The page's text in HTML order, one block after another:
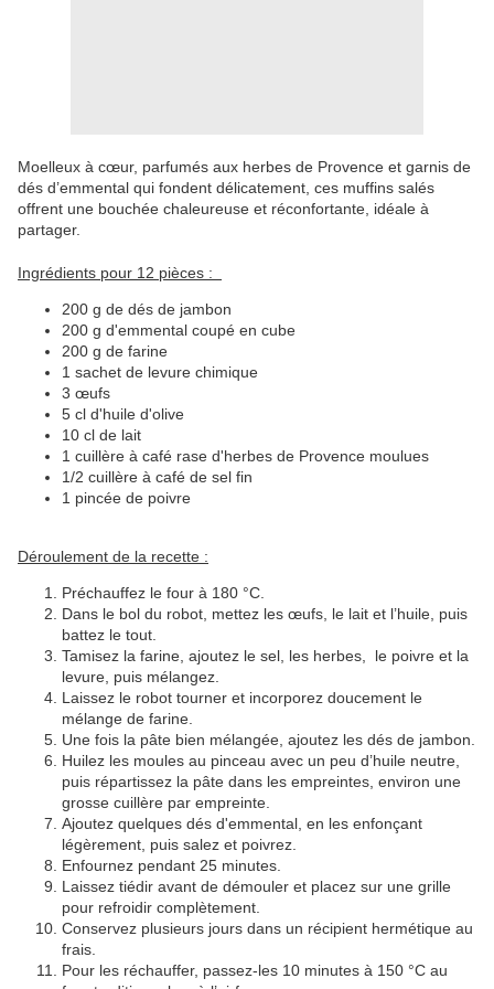
Moelleux à cœur, parfumés aux herbes de Provence et garnis de
dés d’emmental qui fondent délicatement, ces muffins salés
offrent une bouchée chaleureuse et réconfortante, idéale à
partager.
Ingrédients pour 12 pièces :
200 g de dés de jambon
200 g d'emmental coupé en cube
200 g de farine
1 sachet de levure chimique
3 œufs
5 cl d'huile d'olive
10 cl de lait
1 cuillère à café rase d'herbes de Provence moulues
1/2 cuillère à café de sel fin
1 pincée de poivre
Déroulement de la recette :
Préchauffez le four à 180 °C.
Dans le bol du robot, mettez les œufs, le lait et l’huile, puis
battez le tout.
Tamisez la farine, ajoutez le sel, les herbes, le poivre et la
levure, puis mélangez.
Laissez le robot tourner et incorporez doucement le
mélange de farine.
Une fois la pâte bien mélangée, ajoutez les dés de jambon.
Huilez les moules au pinceau avec un peu d’huile neutre,
puis répartissez la pâte dans les empreintes, environ une
grosse cuillère par empreinte.
Ajoutez quelques dés d'emmental, en les enfonçant
légèrement, puis salez et poivrez.
Enfournez pendant 25 minutes.
Laissez tiédir avant de démouler et placez sur une grille
pour refroidir complètement.
Conservez plusieurs jours dans un récipient hermétique au
frais.
Pour les réchauffer, passez-les 10 minutes à 150 °C au